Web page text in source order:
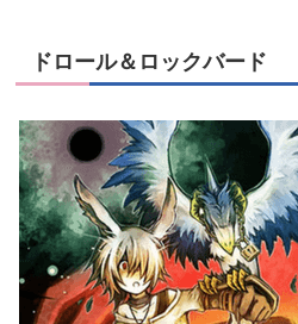
ドロール＆ロックバード